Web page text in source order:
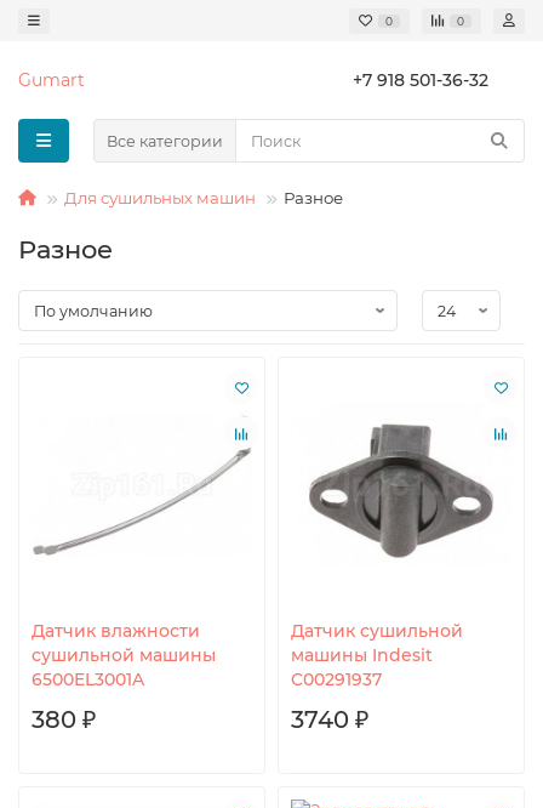
0 0
Gumart +7 918 501-36-32
Все категории
Для сушильных машин Разное
Разное
Датчик влажности
сушильной машины
6500EL3001A
380 ₽
Датчик сушильной
машины Indesit
C00291937
3740 ₽